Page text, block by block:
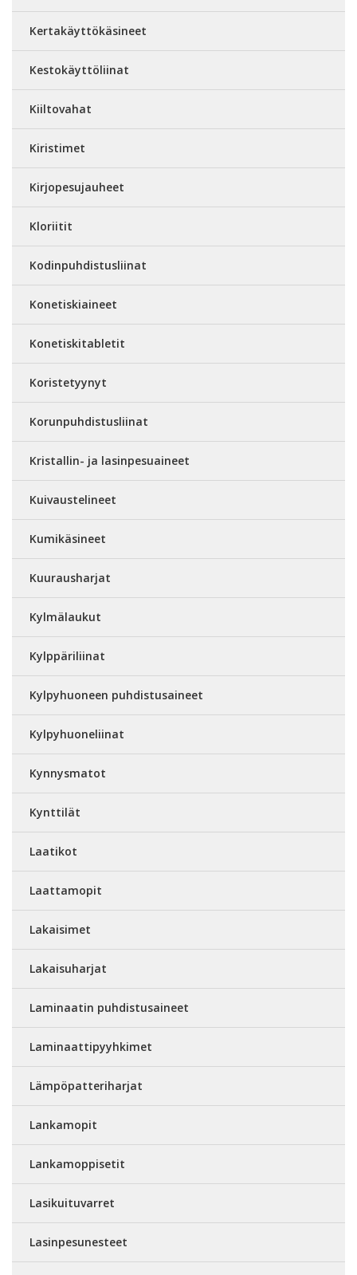
Kertakäyttökäsineet
Kestokäyttöliinat
Kiiltovahat
Kiristimet
Kirjopesujauheet
Kloriitit
Kodinpuhdistusliinat
Konetiskiaineet
Konetiskitabletit
Koristetyynyt
Korunpuhdistusliinat
Kristallin- ja lasinpesuaineet
Kuivaustelineet
Kumikäsineet
Kuurausharjat
Kylmälaukut
Kylppäriliinat
Kylpyhuoneen puhdistusaineet
Kylpyhuoneliinat
Kynnysmatot
Kynttilät
Laatikot
Laattamopit
Lakaisimet
Lakaisuharjat
Laminaatin puhdistusaineet
Laminaattipyyhkimet
Lämpöpatteriharjat
Lankamopit
Lankamoppisetit
Lasikuituvarret
Lasinpesunesteet